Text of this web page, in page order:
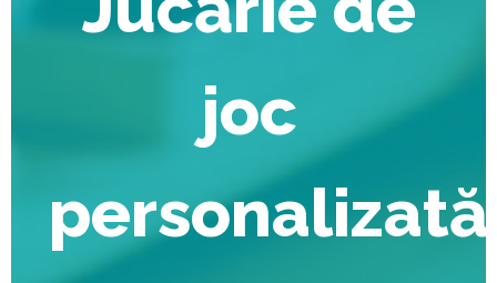
joc
personalizată